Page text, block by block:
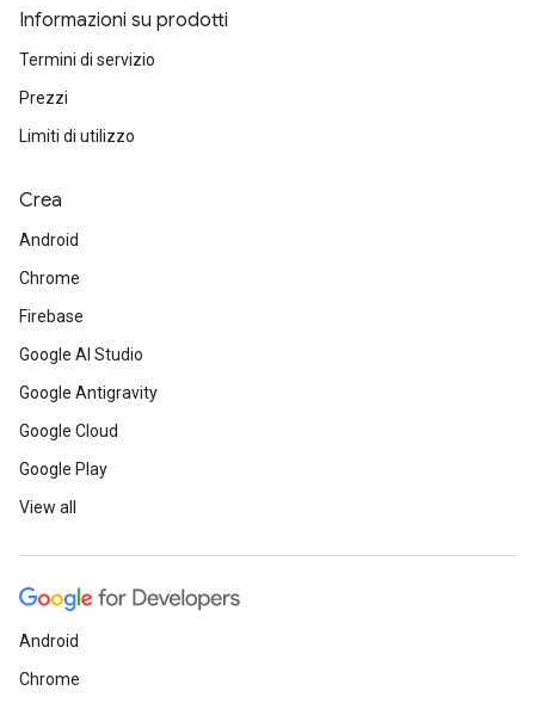
Informazioni su prodotti
Termini di servizio
Prezzi
Limiti di utilizzo
Crea
Android
Chrome
Firebase
Google AI Studio
Google Antigravity
Google Cloud
Google Play
View all
Android
Chrome